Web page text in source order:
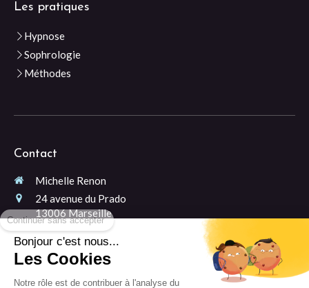
Continuer sans accepter
Bonjour c'est nous...
Les Cookies
Notre rôle est de contribuer à l'analyse du
Les pratiques
Hypnose
Sophrologie
Méthodes
Contact
Michelle Renon
24 avenue du Prado
13006Marseille
Entrée 1 (à gauche après le porche) - 2ème étage
06 99 38 90 21
Prendre rendez-vous